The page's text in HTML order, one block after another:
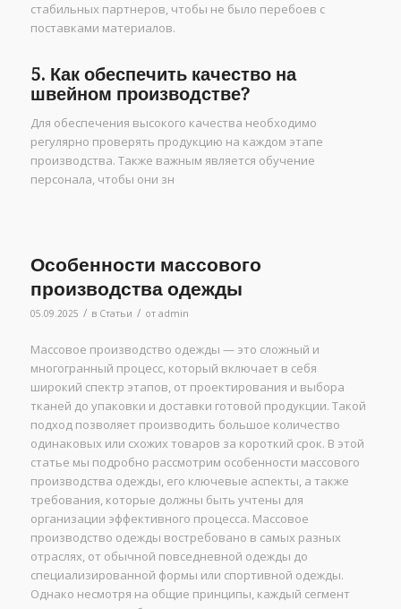
стабильных партнеров, чтобы не было перебоев с
поставками материалов.
5. Как обеспечить качество на
швейном производстве?
Для обеспечения высокого качества необходимо
регулярно проверять продукцию на каждом этапе
производства. Также важным является обучение
персонала, чтобы они зн
Особенности массового
производства одежды
05.09.2025 / в Статьи / от admin
Массовое производство одежды — это сложный и
многогранный процесс, который включает в себя
широкий спектр этапов, от проектирования и выбора
тканей до упаковки и доставки готовой продукции. Такой
подход позволяет производить большое количество
одинаковых или схожих товаров за короткий срок. В этой
статье мы подробно рассмотрим особенности массового
производства одежды, его ключевые аспекты, а также
требования, которые должны быть учтены для
организации эффективного процесса. Массовое
производство одежды востребовано в самых разных
отраслях, от обычной повседневной одежды до
специализированной формы или спортивной одежды.
Однако несмотря на общие принципы, каждый сегмент